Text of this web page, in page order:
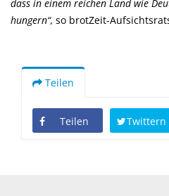
dass in einem reichen Land wie
hungern“, so brotZeit-
Teilen
Teilen Twittern